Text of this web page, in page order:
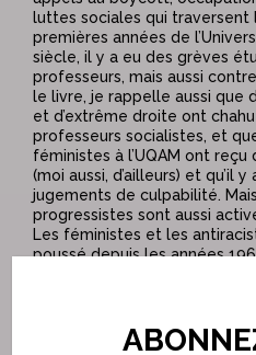
luttes sociales qui traversent
premières années de
siècle, il y a eu des grèves
professeurs, mais aussi
le livre, je rappelle aussi que
et d’extrême droite ont
professeurs socialistes, et
féministes à l’UQAM ont
(moi aussi, d’ailleurs) et qu’il
jugements de culpabilité.
progressistes sont aussi
Les féministes et les
poussé depuis les années
important élargissement de